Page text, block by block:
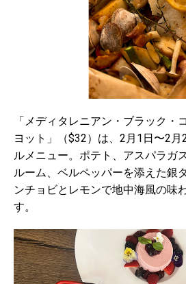
「メディタレニアン・ブラック・
ヨット」（$32）は、2月1日〜2
ルメニュー。ポテト、アスパラガ
ルーム、ベルペッパーを添えた銀
ンチョビとレモンで地中海風の味
す。